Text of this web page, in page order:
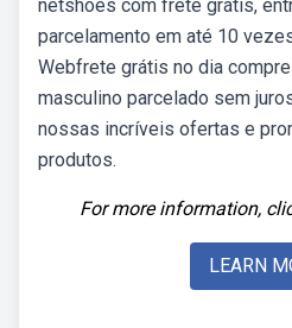
netshoes com frete grátis,
parcelamento em até 10
Webfrete grátis no dia
masculino parcelado sem
nossas incríveis ofertas e
produtos.
For more information,
LEARN